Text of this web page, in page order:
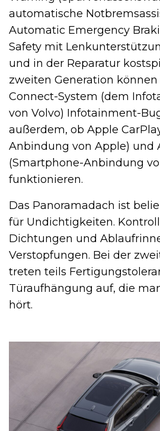
automatische
Automatic Emergency
Safety mit
und in der Reparatur
zweiten Generation können
Connect-System (dem
von Volvo) Infotainment-
außerdem, ob Apple
Anbindung von Apple) und
(Smartphone-Anbindung
funktionieren.
Das Panoramadach ist
für Undichtigkeiten.
Dichtungen und
Verstopfungen. Bei der
treten teils
Türaufhängung auf, die
hört.